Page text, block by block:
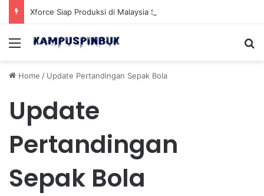
Menu
Home / Update Pertandingan Sepak Bola
Update
Pertandingan
Sepak Bola